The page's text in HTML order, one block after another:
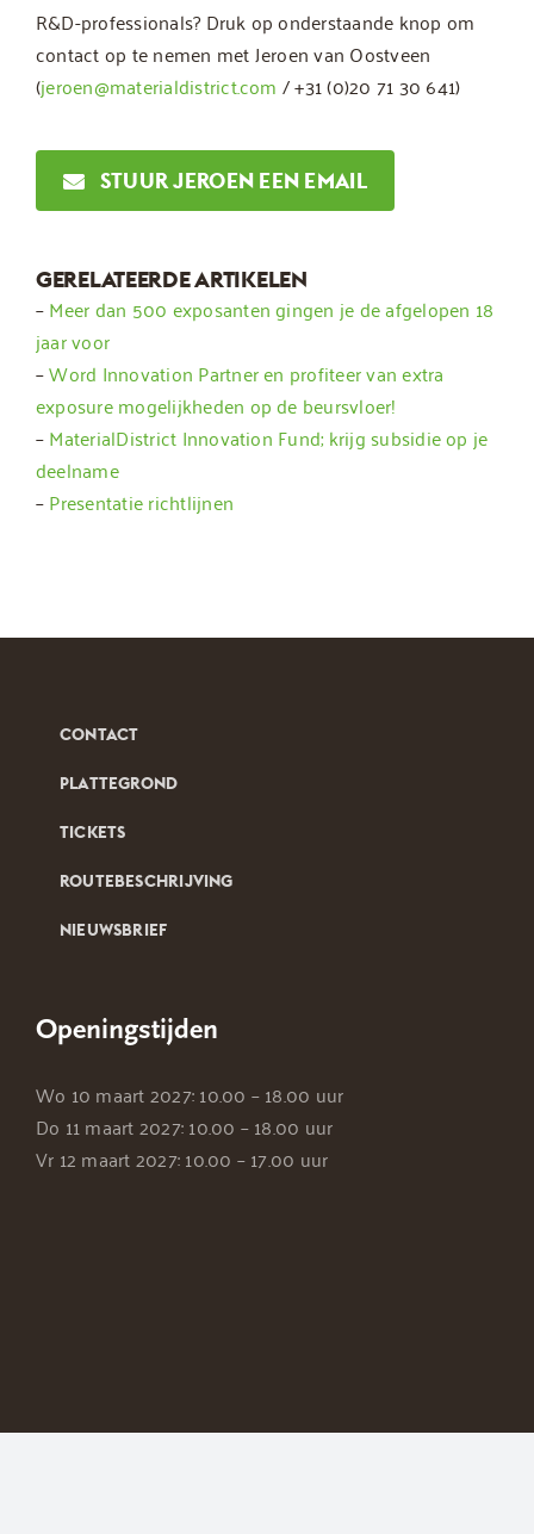
R&D-professionals? Druk op onderstaande knop om
contact op te nemen met Jeroen van Oostveen
(jeroen@materialdistrict.com / +31 (0)20 71 30 641)
STUUR JEROEN EEN EMAIL
GERELATEERDE ARTIKELEN
–Meer dan 500 exposanten gingen je de afgelopen 18
jaar voor
–Word Innovation Partner en profiteer van extra
exposure mogelijkheden op de beursvloer!
–MaterialDistrict Innovation Fund; krijg subsidie op je
deelname
–Presentatie richtlijnen
CONTACT
PLATTEGROND
TICKETS
ROUTEBESCHRIJVING
NIEUWSBRIEF
Openingstijden
Wo 10 maart 2027: 10.00 – 18.00 uur
Do 11 maart 2027: 10.00 – 18.00 uur
Vr 12 maart 2027: 10.00 – 17.00 uur